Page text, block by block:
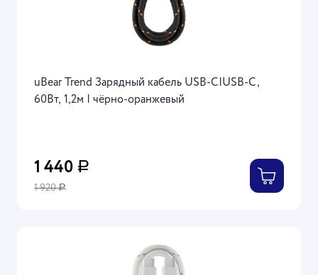
uBear Trend Зарядный кабель USB-C|USB-С,
60Вт, 1,2м | чёрно-оранжевый
1 440 Р
1 920Р